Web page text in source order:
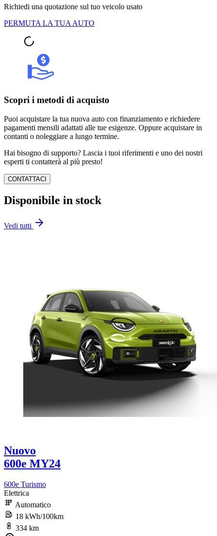
Richiedi una quotazione sul tuo veicolo usato
PERMUTA LA TUA AUTO
Scopri i metodi di acquisto
Puoi acquistare la tua nuova auto con finanziamento e richiedere
pagamenti mensili adattati alle tue esigenze. Oppure acquistare in
contanti o noleggiare a lungo termine.
Hai bisogno di supporto? Lascia i tuoi riferimenti e uno dei nostri
esperti ti contatterà al più presto!
CONTATTACI
Disponibile in stock
Vedi tutti
Nuovo
600e MY24
600e Turismo
Elettrica
Automatico
18 kWh/100km
334 km